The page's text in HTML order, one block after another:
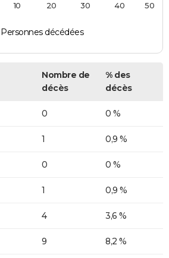
Personnes décédées
10 20 30 40 50
Nombre de
décès
% des
décès
0 0 %
1 0,9 %
0 0 %
1 0,9 %
4 3,6 %
9 8,2 %